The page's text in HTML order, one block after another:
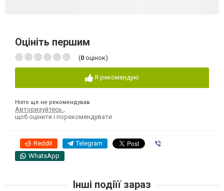
Оцініть першим
(0 оцінок)
Я рекомендую
Ніхто ще не рекомендував
Авторизуйтесь
щоб оцінити і порекомендувати
Reddit Telegram
WhatsApp
Інші подіїї зараз